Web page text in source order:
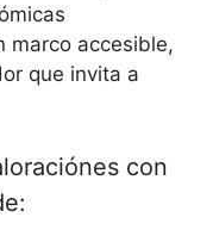
marco accesible,
que invita a
con